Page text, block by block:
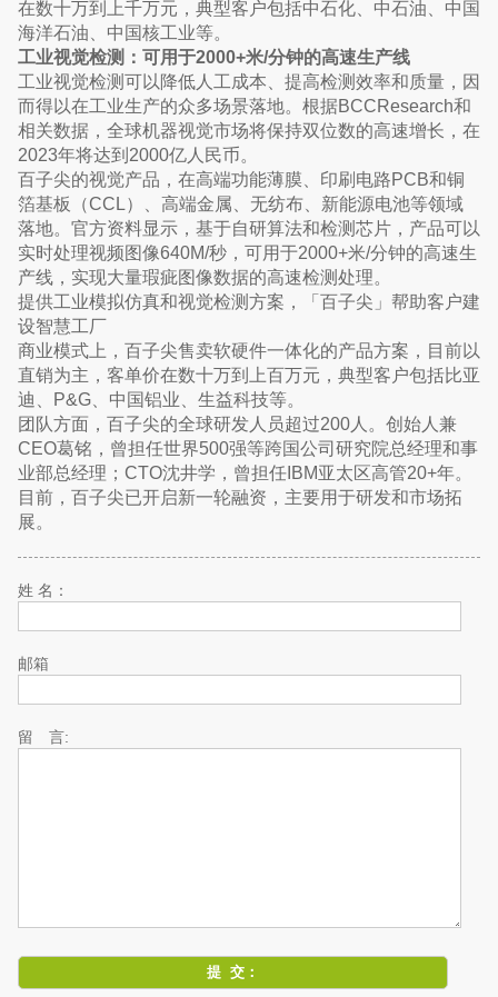
在数十万到上千万元，典型客户包括中石化、中石油、中国
海洋石油、中国核工业等。
工业视觉检测：可用于2000+米/分钟的高速生产线
工业视觉检测可以降低人工成本、提高检测效率和质量，因
而得以在工业生产的众多场景落地。根据BCCResearch和
相关数据，全球机器视觉市场将保持双位数的高速增长，在
2023年将达到2000亿人民币。
百子尖的视觉产品，在高端功能薄膜、印刷电路PCB和铜
箔基板（CCL）、高端金属、无纺布、新能源电池等领域
落地。官方资料显示，基于自研算法和检测芯片，产品可以
实时处理视频图像640M/秒，可用于2000+米/分钟的高速生
产线，实现大量瑕疵图像数据的高速检测处理。
提供工业模拟仿真和视觉检测方案，「百子尖」帮助客户建
设智慧工厂
商业模式上，百子尖售卖软硬件一体化的产品方案，目前以
直销为主，客单价在数十万到上百万元，典型客户包括比亚
迪、P&G、中国铝业、生益科技等。
团队方面，百子尖的全球研发人员超过200人。创始人兼
CEO葛铭，曾担任世界500强等跨国公司研究院总经理和事
业部总经理；CTO沈井学，曾担任IBM亚太区高管20+年。
目前，百子尖已开启新一轮融资，主要用于研发和市场拓
展。
姓 名：
邮箱
留 言: